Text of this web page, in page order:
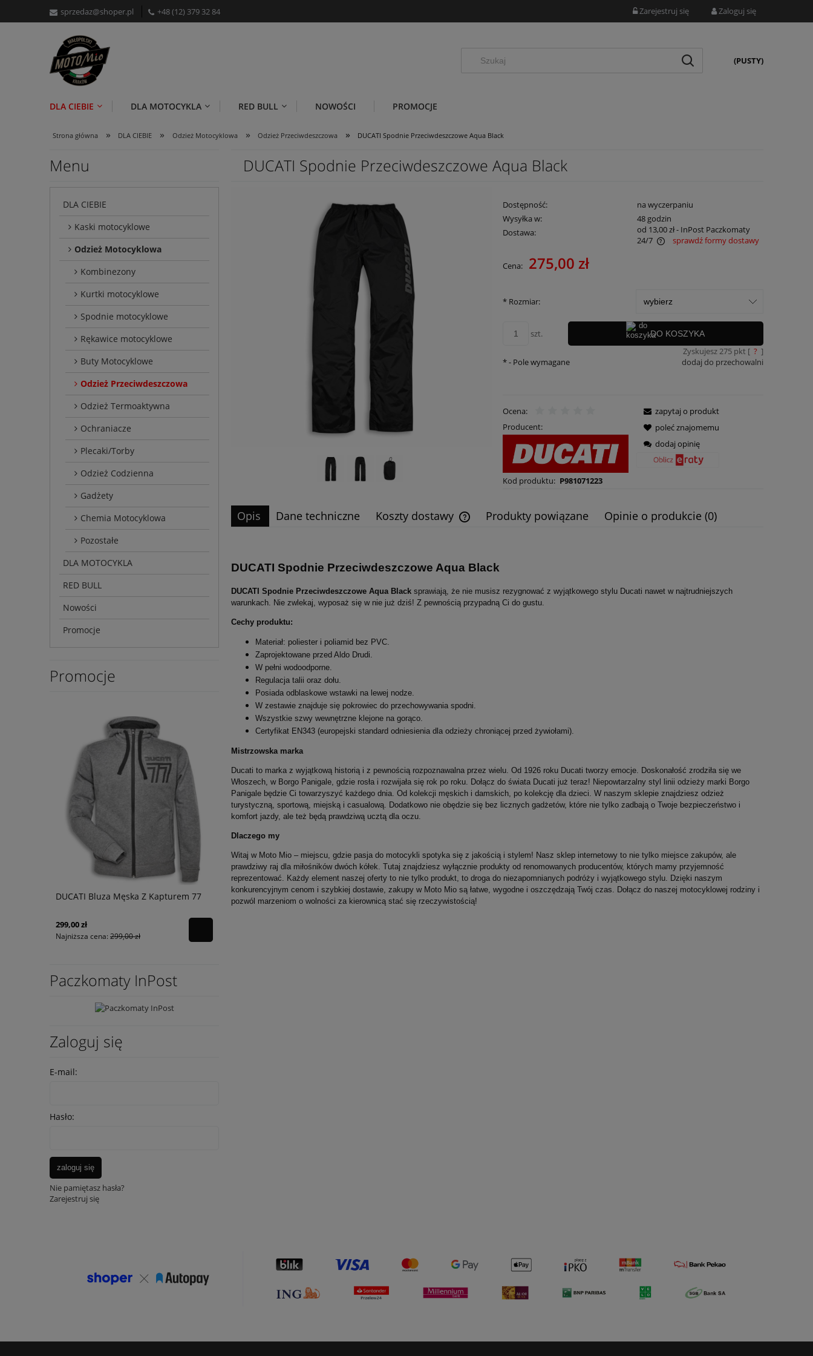
sprzedaz@shoper.pl +48 (12) 379 32 84 Zarejestruj się Zaloguj się
(PUSTY)
DLA CIEBIE DLA MOTOCYKLA RED BULL NOWOŚCI PROMOCJE
Strona główna » DLA CIEBIE » Odzież Motocyklowa » Odzież Przeciwdeszczowa » DUCATI Spodnie Przeciwdeszczowe Aqua Black
Menu
DLA CIEBIE
Kaski motocyklowe
Odzież Motocyklowa
Kombinezony
Kurtki motocyklowe
Spodnie motocyklowe
Rękawice motocyklowe
Buty Motocyklowe
Odzież Przeciwdeszczowa
Odzież Termoaktywna
Ochraniacze
Plecaki/Torby
Odzież Codzienna
Gadżety
Chemia Motocyklowa
Pozostałe
DLA MOTOCYKLA
RED BULL
Nowości
Promocje
Promocje
DUCATI Bluza Męska Z Kapturem 77
299,00 zł
Najniższa cena: 299,00 zł
RED BULL T-Shirt Męski KTM Racing
Team Zone 2023
DUCATI Zestaw Montażowy Do
Zestawu Antykradzieżowy Do Modelu
RED BULL Longsleeve Męski The Flying
RED BULL Bluza Z
Paczkomaty InPost
Zaloguj się
E-mail:
Hasło:
zaloguj się
Nie pamiętasz hasła?
Zarejestruj się
DUCATI Spodnie Przeciwdeszczowe Aqua Black
Dostępność:
na wyczerpaniu
Wysyłka w:
48 godzin
Dostawa:
od 13,00 zł- InPost Paczkomaty
24/7
Cena nie zawiera ewentualnych kosztów
sprawdź formy dostawy
Cena: 275,00 zł
* Rozmiar:
szt. DO KOSZYKA
Zyskujesz275pkt [ ? ]
dodaj do przechowalni
*- Pole wymagane
Ocena:
Producent:
Kod produktu: P981071223
zapytaj o produkt
poleć znajomemu
dodaj opinię
Opis Dane techniczne Koszty dostawy Produkty powiązane Opinie o produkcie (0)
DUCATI Spodnie Przeciwdeszczowe Aqua Black
DUCATI Spodnie Przeciwdeszczowe Aqua Black sprawiają, że nie musisz rezygnować z wyjątkowego stylu Ducati nawet w najtrudniejszych
warunkach. Nie zwlekaj, wyposaż się w nie już dziś! Z pewnością przypadną Ci do gustu.
Cechy produktu:
Materiał: poliester i poliamid bez PVC.
Zaprojektowane przed Aldo Drudi.
W pełni wodoodporne.
Regulacja talii oraz dołu.
Posiada odblaskowe wstawki na lewej nodze.
W zestawie znajduje się pokrowiec do przechowywania spodni.
Wszystkie szwy wewnętrzne klejone na gorąco.
Certyfikat EN343 (europejski standard odniesienia dla odzieży chroniącej przed żywiołami).
Mistrzowska marka
Ducati to marka z wyjątkową historią i z pewnością rozpoznawalna przez wielu. Od 1926 roku Ducati tworzy emocje. Doskonałość zrodziła się we
Włoszech, w Borgo Panigale, gdzie rosła i rozwijała się rok po roku. Dołącz do świata Ducati już teraz! Niepowtarzalny styl linii odzieży marki Borgo
Panigale będzie Ci towarzyszyć każdego dnia. Od kolekcji męskich i damskich, po kolekcję dla dzieci. W naszym sklepie znajdziesz odzież
turystyczną, sportową, miejską i casualową. Dodatkowo nie obędzie się bez licznych gadżetów, które nie tylko zadbają o Twoje bezpieczeństwo i
komfort jazdy, ale też będą prawdziwą ucztą dla oczu.
Dlaczego my
Witaj w Moto Mio – miejscu, gdzie pasja do motocykli spotyka się z jakością i stylem! Nasz sklep internetowy to nie tylko miejsce zakupów, ale
prawdziwy raj dla miłośników dwóch kółek. Tutaj znajdziesz wyłącznie produkty od renomowanych producentów, których mamy przyjemność
reprezentować. Każdy element naszej oferty to nie tylko produkt, to droga do niezapomnianych podróży i wyjątkowego stylu. Dzięki naszym
konkurencyjnym cenom i szybkiej dostawie, zakupy w Moto Mio są łatwe, wygodne i oszczędzają Twój czas. Dołącz do naszej motocyklowej rodziny i
pozwól marzeniom o wolności za kierownicą stać się rzeczywistością!